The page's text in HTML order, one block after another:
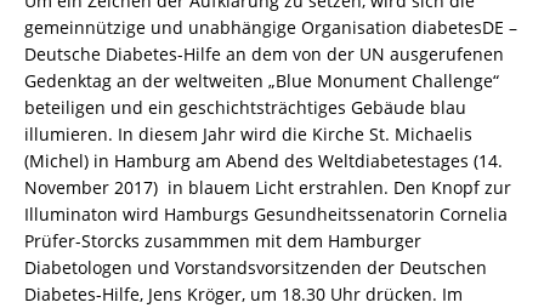
gemeinnützige und unabhängige Organisation diabetesDE –
Deutsche Diabetes-Hilfe an dem von der UN ausgerufenen
Gedenktag an der weltweiten „Blue Monument Challenge“
beteiligen und ein geschichtsträchtiges Gebäude blau
illumieren. In diesem Jahr wird die Kirche St. Michaelis
(Michel) in Hamburg am Abend des Weltdiabetestages (14.
November 2017) in blauem Licht erstrahlen. Den Knopf zur
Illuminaton wird Hamburgs Gesundheitssenatorin Cornelia
Prüfer-Storcks zusammmen mit dem Hamburger
Diabetologen und Vorstandsvorsitzenden der Deutschen
Diabetes-Hilfe, Jens Kröger, um 18.30 Uhr drücken. Im